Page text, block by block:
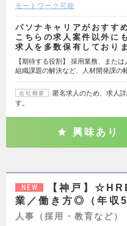
モートワーク可能
パソナキャリアがおすす
こちらの求人案件以外に
求人を多数保有しており
【期待する役割】 採用業務、また
組織課題の解決など、人材開発課の
会社概要
匿名求人のため、求人
す。
興味あり
NEW
【神戸】
業／働き方◎（年収
人事（採用・教育など）